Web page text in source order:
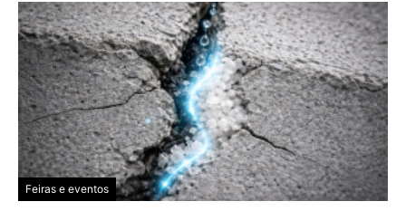
Feiras e eventos